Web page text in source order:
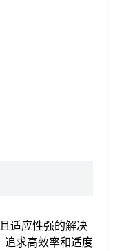
适应性强的解决
追求高效率和适度